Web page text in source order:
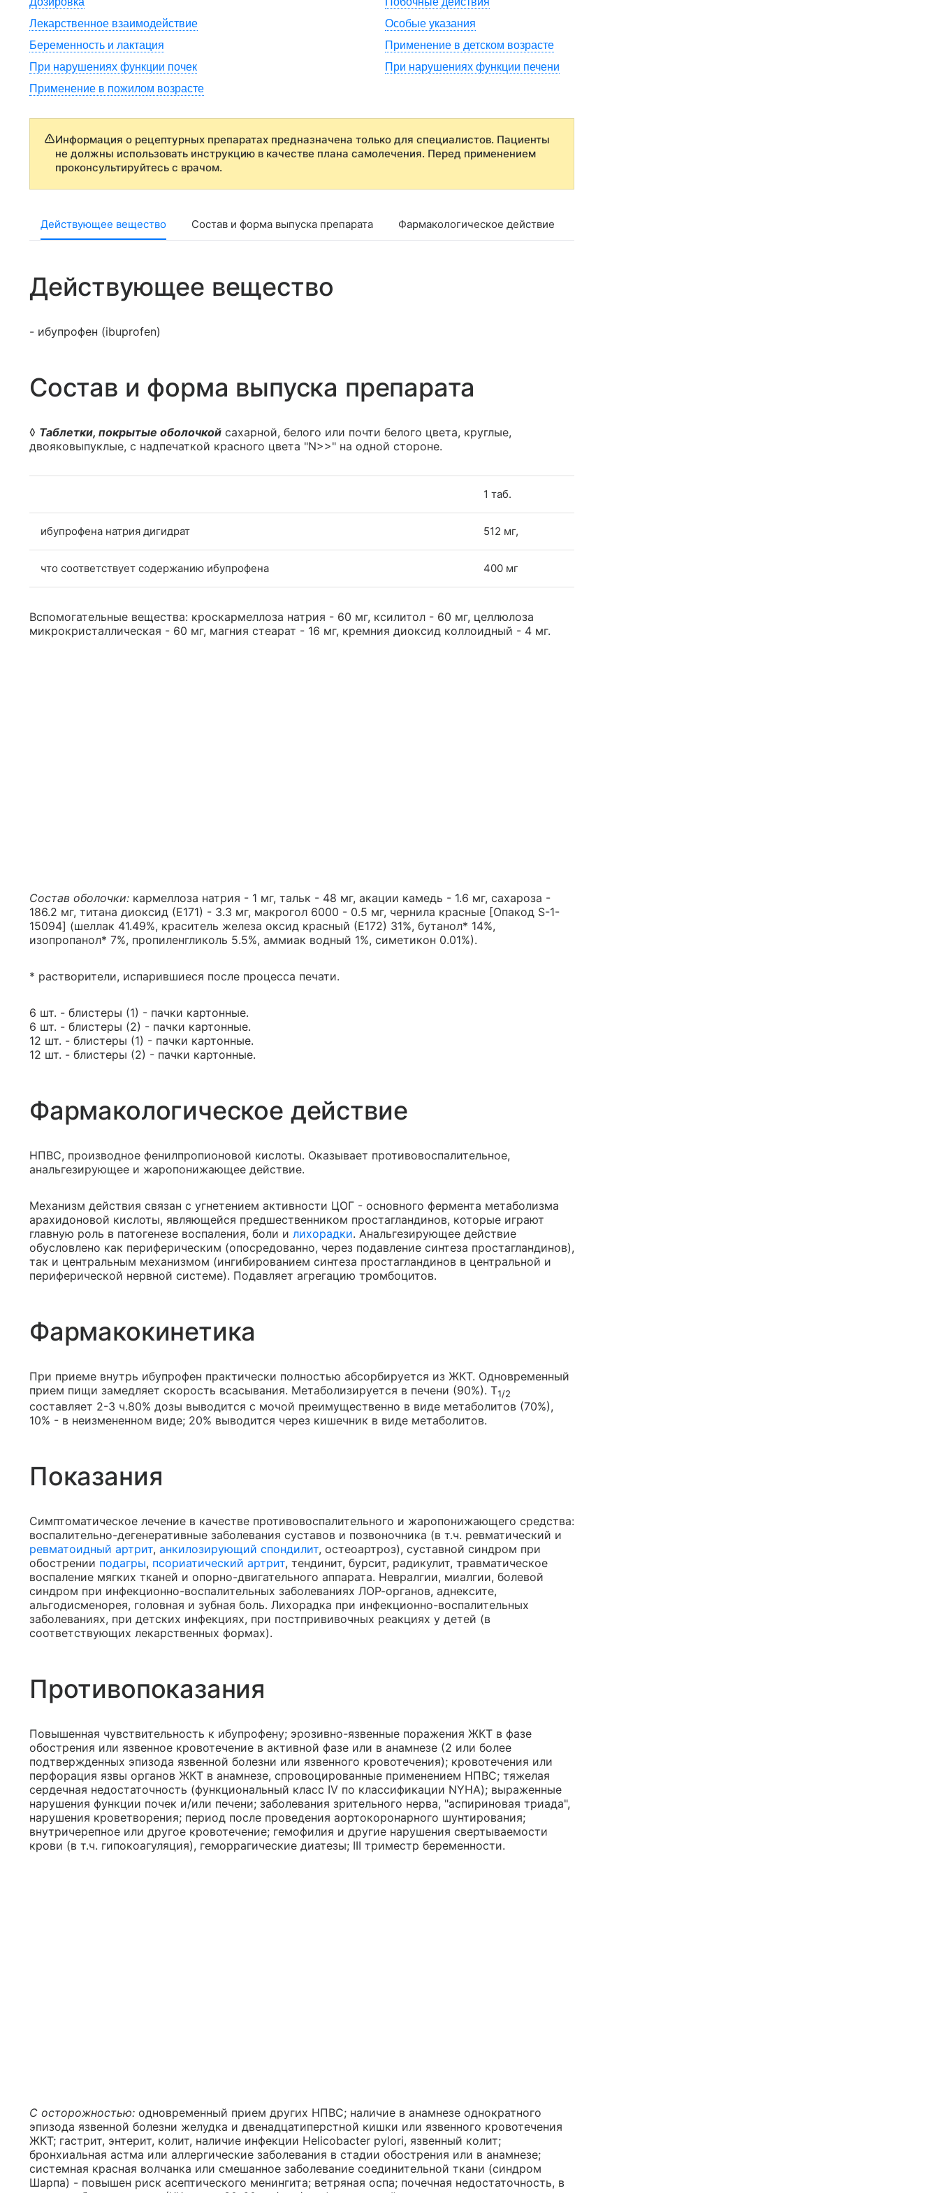
Лекарственное взаимодействие
Особые указания
Беременность и лактация
Применение в детском возрасте
При нарушениях функции почек
При нарушениях функции печени
Применение в пожилом возрасте
Информация о рецептурных препаратах предназначена только для специалистов. Пациенты
не должны использовать инструкцию в качестве плана самолечения. Перед применением
проконсультируйтесь с врачом.
Действующее вещество Состав и форма выпуска препарата Фармакологическое действие
Действующее вещество
- ибупрофен (ibuprofen)
Состав и форма выпуска препарата
◊ Таблетки, покрытые оболочкой сахарной, белого или почти белого цвета, круглые,
двояковыпуклые, с надпечаткой красного цвета "N>>" на одной стороне.
1 таб.
ибупрофена натрия дигидрат 512 мг,
что соответствует содержанию ибупрофена 400 мг
Вспомогательные вещества: кроскармеллоза натрия - 60 мг, ксилитол - 60 мг, целлюлоза
микрокристаллическая - 60 мг, магния стеарат - 16 мг, кремния диоксид коллоидный - 4 мг.
Состав оболочки: кармеллоза натрия - 1 мг, тальк - 48 мг, акации камедь - 1.6 мг, сахароза -
186.2 мг, титана диоксид (Е171) - 3.3 мг, макрогол 6000 - 0.5 мг, чернила красные [Опакод S-1-
15094] (шеллак 41.49%, краситель железа оксид красный (Е172) 31%, бутанол* 14%,
изопропанол* 7%, пропиленгликоль 5.5%, аммиак водный 1%, симетикон 0.01%).
* растворители, испарившиеся после процесса печати.
6 шт. - блистеры (1) - пачки картонные.
6 шт. - блистеры (2) - пачки картонные.
12 шт. - блистеры (1) - пачки картонные.
12 шт. - блистеры (2) - пачки картонные.
Фармакологическое действие
НПВС, производное фенилпропионовой кислоты. Оказывает противовоспалительное,
анальгезирующее и жаропонижающее действие.
Механизм действия связан с угнетением активности ЦОГ - основного фермента метаболизма
арахидоновой кислоты, являющейся предшественником простагландинов, которые играют
главную роль в патогенезе воспаления, боли и лихорадки. Анальгезирующее действие
обусловлено как периферическим (опосредованно, через подавление синтеза простагландинов),
так и центральным механизмом (ингибированием синтеза простагландинов в центральной и
периферической нервной системе). Подавляет агрегацию тромбоцитов.
Фармакокинетика
При приеме внутрь ибупрофен практически полностью абсорбируется из ЖКТ. Одновременный
прием пищи замедляет скорость всасывания. Метаболизируется в печени (90%). T1/2
составляет 2-3 ч.80% дозы выводится с мочой преимущественно в виде метаболитов (70%),
10% - в неизмененном виде; 20% выводится через кишечник в виде метаболитов.
Показания
Симптоматическое лечение в качестве противовоспалительного и жаропонижающего средства:
воспалительно-дегенеративные заболевания суставов и позвоночника (в т.ч. ревматический и
ревматоидный артрит, анкилозирующий спондилит, остеоартроз), суставной синдром при
обострении подагры, псориатический артрит, тендинит, бурсит, радикулит, травматическое
воспаление мягких тканей и опорно-двигательного аппарата. Невралгии, миалгии, болевой
синдром при инфекционно-воспалительных заболеваниях ЛОР-органов, аднексите,
альгодисменорея, головная и зубная боль. Лихорадка при инфекционно-воспалительных
заболеваниях, при детских инфекциях, при постпрививочных реакциях у детей (в
соответствующих лекарственных формах).
Противопоказания
Повышенная чувствительность к ибупрофену; эрозивно-язвенные поражения ЖКТ в фазе
обострения или язвенное кровотечение в активной фазе или в анамнезе (2 или более
подтвержденных эпизода язвенной болезни или язвенного кровотечения); кровотечения или
перфорация язвы органов ЖКТ в анамнезе, спровоцированные применением НПВС; тяжелая
сердечная недостаточность (функциональный класс IV по классификации NYHA); выраженные
нарушения функции почек и/или печени; заболевания зрительного нерва, "аспириновая триада",
нарушения кроветворения; период после проведения аортокоронарного шунтирования;
внутричерепное или другое кровотечение; гемофилия и другие нарушения свертываемости
крови (в т.ч. гипокоагуляция), геморрагические диатезы; III триместр беременности.
С осторожностью: одновременный прием других НПВС; наличие в анамнезе однократного
эпизода язвенной болезни желудка и двенадцатиперстной кишки или язвенного кровотечения
ЖКТ; гастрит, энтерит, колит, наличие инфекции Helicobacter pylori, язвенный колит;
бронхиальная астма или аллергические заболевания в стадии обострения или в анамнезе;
системная красная волчанка или смешанное заболевание соединительной ткани (синдром
Шарпа) - повышен риск асептического менингита; ветряная оспа; почечная недостаточность, в